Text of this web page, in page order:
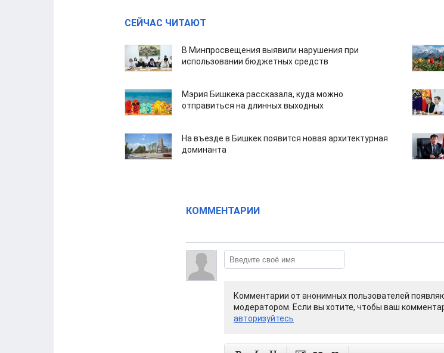
СЕЙЧАС ЧИТАЮТ
В Минпросвещения выявили нарушения при
использовании бюджетных средств
Мэрия Бишкека рассказала, куда можно
отправиться на длинных выходных
На въезде в Бишкек появится новая архитектурная
доминанта
КОММЕНТАРИИ
Комментарии от анонимных пользователей
модератором. Если вы хотите, чтобы ваш
авторизуйтесь